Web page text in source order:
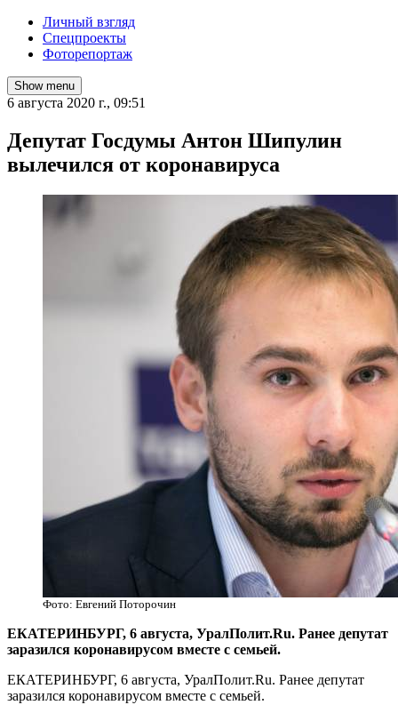
Личный взгляд
Спецпроекты
Фоторепортаж
Show menu
6 августа 2020 г., 09:51
Депутат Госдумы Антон Шипулин
вылечился от коронавируса
Фото: Евгений Поторочин
​ЕКАТЕРИНБУРГ, 6 августа, УралПолит.Ru. Ранее депутат
заразился коронавирусом вместе с семьей.
ЕКАТЕРИНБУРГ, 6 августа, УралПолит.Ru. Ранее депутат
заразился коронавирусом вместе с семьей.